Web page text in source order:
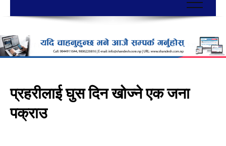
प्रहरीलाई घुस दिन खोज्ने एक जना
पक्राउ